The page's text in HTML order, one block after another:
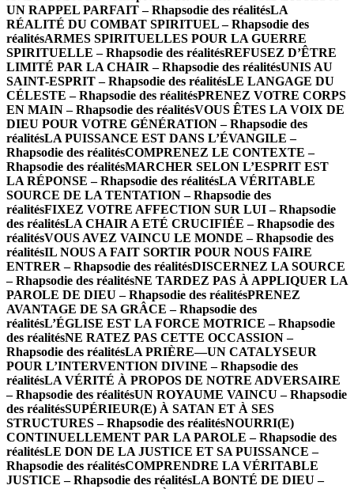
UN RAPPEL PARFAIT – Rhapsodie des réalitésLA
RÉALITÉ DU COMBAT SPIRITUEL – Rhapsodie des
réalitésARMES SPIRITUELLES POUR LA GUERRE
SPIRITUELLE – Rhapsodie des réalitésREFUSEZ D’ÊTRE
LIMITÉ PAR LA CHAIR – Rhapsodie des réalitésUNIS AU
SAINT-ESPRIT – Rhapsodie des réalitésLE LANGAGE DU
CÉLESTE – Rhapsodie des réalitésPRENEZ VOTRE CORPS
EN MAIN – Rhapsodie des réalitésVOUS ÊTES LA VOIX DE
DIEU POUR VOTRE GÉNÉRATION – Rhapsodie des
réalitésLA PUISSANCE EST DANS L’ÉVANGILE –
Rhapsodie des réalitésCOMPRENEZ LE CONTEXTE –
Rhapsodie des réalitésMARCHER SELON L’ESPRIT EST
LA RÉPONSE – Rhapsodie des réalitésLA VÉRITABLE
SOURCE DE LA TENTATION – Rhapsodie des
réalitésFIXEZ VOTRE AFFECTION SUR LUI – Rhapsodie
des réalitésLA CHAIR A ETÉ CRUCIFIÉE – Rhapsodie des
réalitésVOUS AVEZ VAINCU LE MONDE – Rhapsodie des
réalitésIL NOUS A FAIT SORTIR POUR NOUS FAIRE
ENTRER – Rhapsodie des réalitésDISCERNEZ LA SOURCE
– Rhapsodie des réalitésNE TARDEZ PAS À APPLIQUER LA
PAROLE DE DIEU – Rhapsodie des réalitésPRENEZ
AVANTAGE DE SA GRÂCE – Rhapsodie des
réalitésL’ÉGLISE EST LA FORCE MOTRICE – Rhapsodie
des réalitésNE RATEZ PAS CETTE OCCASSION –
Rhapsodie des réalitésLA PRIÈRE—UN CATALYSEUR
POUR L’INTERVENTION DIVINE – Rhapsodie des
réalitésLA VÉRITÉ À PROPOS DE NOTRE ADVERSAIRE
– Rhapsodie des réalitésUN ROYAUME VAINCU – Rhapsodie
des réalitésSUPÉRIEUR(E) À SATAN ET À SES
STRUCTURES – Rhapsodie des réalitésNOURRI(E)
CONTINUELLEMENT PAR LA PAROLE – Rhapsodie des
réalitésLE DON DE LA JUSTICE ET SA PUISSANCE –
Rhapsodie des réalitésCOMPRENDRE LA VÉRITABLE
JUSTICE – Rhapsodie des réalitésLA BONTÉ DE DIEU –